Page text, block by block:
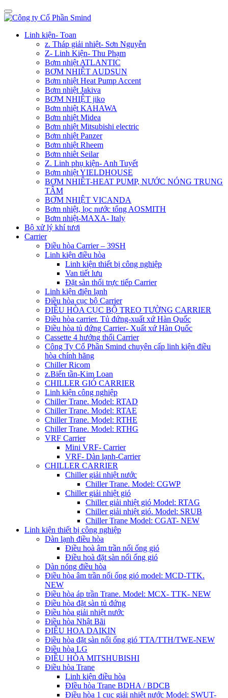
Linh kiện- Toan
z. Tháp giải nhiệt- Sơn Nguyễn
Z- Linh Kiện- Thu Phạm
Bơm nhiệt ATLANTIC
BƠM NHIỆT AUDSUN
Bơm nhiệt Heat Pump Accent
Bơm nhiệt Jakiva
BƠM NHIỆT jiko
Bơm nhiệt KAHAWA
Bơm nhiệt Midea
Bơm nhiệt Mitsubishi electric
Bơm nhiệt Panzer
Bơm nhiệt Rheem
Bơm nhiêt Seilar
Z. Linh phụ kiện- Anh Tuyết
Bơm nhiệt YIELDHOUSE
BƠM NHIÊT-HEAT PUMP, NƯỚC NÓNG TRUNG
TÂM
BƠM NHIỆT VICANDA
Bơm nhiệt, lọc nước tổng AOSMITH
Bơm nhiệt-MAXA- Italy
Bộ xử lý khí tươi
Carrier
Điều hòa Carrier – 39SH
Linh kiện điều hòa
Linh kiện thiết bị công nghiệp
Van tiết lưu
Đặt sàn thổi trực tiếp Carrier
Linh kiện điện lạnh
Điều hòa cục bộ Carrier
ĐIỀU HÒA CỤC BỘ TREO TƯỜNG CARRIER
Điều hòa carrier. Tủ đứng-xuất xứ Hàn Quốc
Điều hòa tủ đứng Carrier- Xuất xứ Hàn Quốc
Cassette 4 hướng thổi Carrier
Công Ty Cổ Phần Smind chuyên cấp linh kiện điều
hòa chính hãng
Chiller Ricom
z.Biến tần-Kim Loan
CHILLER GIÓ CARRIER
Linh kiện công nghiệp
Chiller Trane. Model: RTAD
Chiller Trane. Model: RTAE
Chiller Trane. Model: RTHE
Chiller Trane. Model: RTHG
VRF Carrier
Mini VRF- Carrier
VRF- Dàn lạnh-Carrier
CHILLER CARRIER
Chiller giải nhiệt nước
Chiller Trane. Model: CGWP
Chiller giải nhiệt gió
Chiller giải nhiệt gió Model: RTAG
Chiller giải nhiệt gió. Model: SRUB
Chiller Trane Model: CGAT- NEW
Linh kiện thiết bị công nghiệp
Dàn lạnh điều hòa
Điều hoà âm trần nối ống gió
Điều hoà đặt sàn nối ống gió
Dàn nóng điều hòa
Điều hòa âm trần nối ống gió model: MCD-TTK.
NEW
Điều hòa áp trần Trane. Model: MCX- TTK- NEW
Điều hòa đặt sàn tủ đứng
Điều hòa giải nhiệt nước
Điều hòa Nhật Bãi
ĐIÊU HOA DAIKIN
Điều hòa đặt sàn nối ống gió TTA/TTH/TWE-NEW
Điều hòa LG
ĐIỀU HÒA MITSHUBISHI
Điều hòa Trane
Linh kiện điều hòa
ĐIều hòa Trane BDHA / BDCB
Điều hòa 1 cục giải nhiệt nước Model: SWUT-